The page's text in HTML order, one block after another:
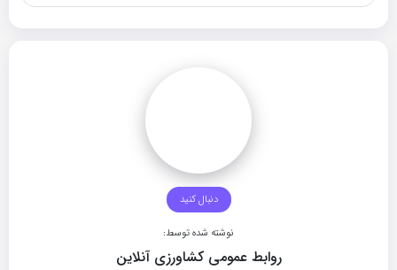
دنبال کنید
نوشته شده توسط:
روابط عمومی کشاورزی آنلاین